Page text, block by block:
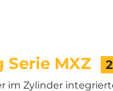
MXZ
im Zylinder